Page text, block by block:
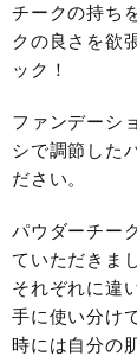
チークの持ち
クの良さを欲
ック！
ファンデーシ
シで調節した
ださい。
パウダーチー
ていただきま
それぞれに違
手に使い分け
時には自分の